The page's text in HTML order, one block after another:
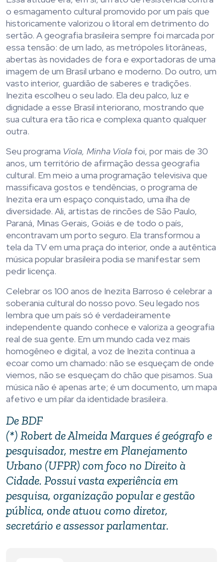
o esmagamento cultural promovido por um país que
historicamente valorizou o litoral em detrimento do
sertão. A geografia brasileira sempre foi marcada por
essa tensão: de um lado, as metrópoles litorâneas,
abertas às novidades de fora e exportadoras de uma
imagem de um Brasil urbano e moderno. Do outro, um
vasto interior, guardião de saberes e tradições.
Inezita escolheu o seu lado. Ela deu palco, luz e
dignidade a esse Brasil interiorano, mostrando que
sua cultura era tão rica e complexa quanto qualquer
outra.
Seu programa Viola, Minha Viola foi, por mais de 30
anos, um território de afirmação dessa geografia
cultural. Em meio a uma programação televisiva que
massificava gostos e tendências, o programa de
Inezita era um espaço conquistado, uma ilha de
diversidade. Ali, artistas de rincões de São Paulo,
Paraná, Minas Gerais, Goiás e de todo o país,
encontravam um porto seguro. Ela transformou a
tela da TV em uma praça do interior, onde a autêntica
música popular brasileira podia se manifestar sem
pedir licença.
Celebrar os 100 anos de Inezita Barroso é celebrar a
soberania cultural do nosso povo. Seu legado nos
lembra que um país só é verdadeiramente
independente quando conhece e valoriza a geografia
real de sua gente. Em um mundo cada vez mais
homogêneo e digital, a voz de Inezita continua a
ecoar como um chamado: não se esqueçam de onde
viemos, não se esqueçam do chão que pisamos. Sua
música não é apenas arte; é um documento, um mapa
afetivo e um pilar da identidade brasileira.
De BDF
(*) Robert de Almeida Marques é geógrafo e
pesquisador, mestre em Planejamento
Urbano (UFPR) com foco no Direito à
Cidade. Possui vasta experiência em
pesquisa, organização popular e gestão
pública, onde atuou como diretor,
secretário e assessor parlamentar.